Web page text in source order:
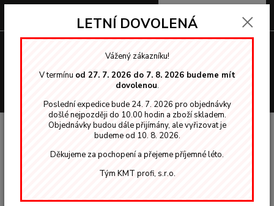
0,00 Kč
Nordica EKO - krycí
TEKNOS Nordica EKO RAL 1015 krycí barva
TEKNOS Nordica EKO RAL 1015
krycí barva 5,00 L na dřevo
LETNÍ DOVOLENÁ
Vážený zákazníku!
V termínu od 27. 7. 2026 do 7. 8. 2026 budeme mít
dovolenou.
Poslední expedice bude 24. 7. 2026 pro objednávky
došlé nejpozději do 10.00 hodin a zboží skladem.
Objednávky budou dále přijímány, ale vyřizovat je
budeme od 10. 8. 2026.
Děkujeme za pochopení a přejeme příjemné léto.
Tým KMT profi, s.r.o.